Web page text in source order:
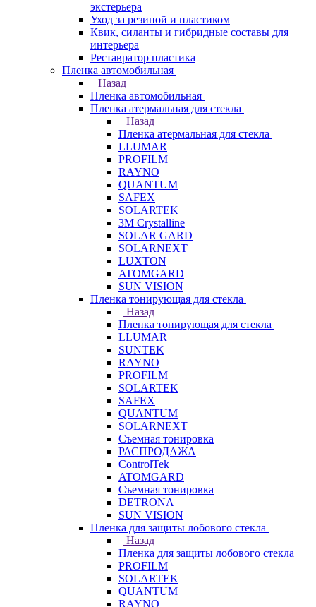
экстерьера
Уход за резиной и пластиком
Квик, силанты и гибридные составы для
интерьера
Реставратор пластика
Пленка автомобильная
Назад
Пленка автомобильная
Пленка атермальная для стекла
Назад
Пленка атермальная для стекла
LLUMAR
PROFILM
RAYNO
QUANTUM
SAFEX
SOLARTEK
3M Crystalline
SOLAR GARD
SOLARNEXT
LUXTON
ATOMGARD
SUN VISION
Пленка тонирующая для стекла
Назад
Пленка тонирующая для стекла
LLUMAR
SUNTEK
RAYNO
PROFILM
SOLARTEK
SAFEX
QUANTUM
SOLARNEXT
Съемная тонировка
РАСПРОДАЖА
ControlTek
ATOMGARD
Съемная тонировка
DETRONA
SUN VISION
Пленка для защиты лобового стекла
Назад
Пленка для защиты лобового стекла
PROFILM
SOLARTEK
QUANTUM
RAYNO